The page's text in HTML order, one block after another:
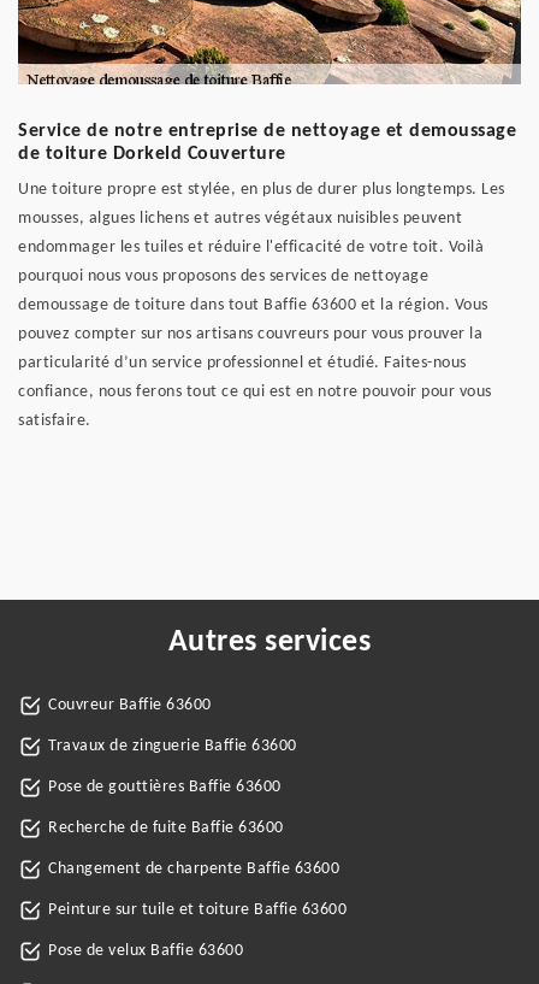
Service de notre entreprise de nettoyage et demoussage
de toiture Dorkeld Couverture
Une toiture propre est stylée, en plus de durer plus longtemps. Les
mousses, algues lichens et autres végétaux nuisibles peuvent
endommager les tuiles et réduire l'efficacité de votre toit. Voilà
pourquoi nous vous proposons des services de nettoyage
demoussage de toiture dans tout Baffie 63600 et la région. Vous
pouvez compter sur nos artisans couvreurs pour vous prouver la
particularité d’un service professionnel et étudié. Faites-nous
confiance, nous ferons tout ce qui est en notre pouvoir pour vous
satisfaire.
Autres services
Couvreur Baffie 63600
Travaux de zinguerie Baffie 63600
Pose de gouttières Baffie 63600
Recherche de fuite Baffie 63600
Changement de charpente Baffie 63600
Peinture sur tuile et toiture Baffie 63600
Pose de velux Baffie 63600